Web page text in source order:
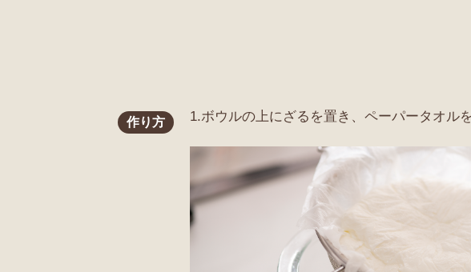
作り方 1.ボウルの上にざるを置き、ペーパータオル